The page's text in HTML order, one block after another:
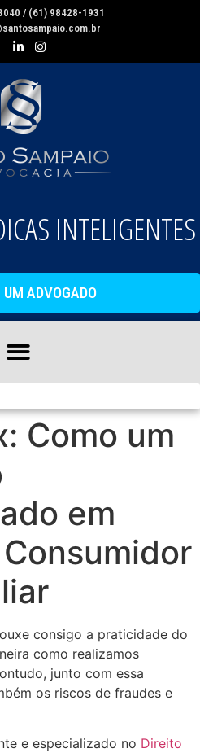
/ (61) 98428-1931
INTELIGENTES
UM ADVOGADO
Como um
em
consigo a praticidade do
como realizamos
junto com essa
os riscos de fraudes e
e especializado no Direito